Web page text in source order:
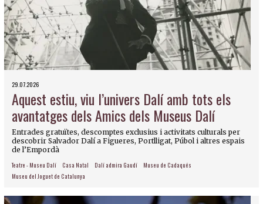
29.07.2026
Aquest estiu, viu l’univers Dalí amb tots els
avantatges dels Amics dels Museus Dalí
Entrades gratuïtes, descomptes exclusius i activitats culturals per
descobrir Salvador Dalí a Figueres, Portlligat, Púbol i altres espais
de l’Empordà
Teatre - Museu Dalí Casa Natal Dalí admira Gaudí
Museu de Cadaqués
Museu del Joguet de Catalunya